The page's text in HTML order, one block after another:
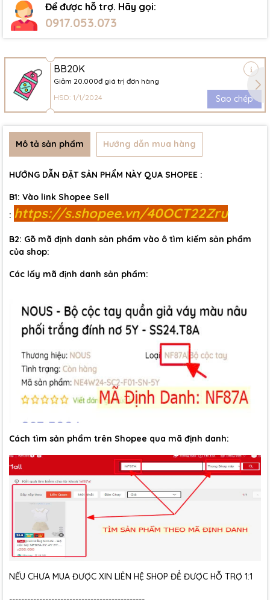
Để được hỗ trợ. Hãy gọi:
0917.053.073
BB20K
Giảm 20.000đ giá trị đơn hàng
HSD: 1/1/2024
Sao chép
Mô tả sản phẩm Hướng dẫn mua hàng
HƯỚNG DẪN ĐẶT SẢN PHẨM NÀY QUA SHOPEE :
B1: Vào link Shopee Sell
: https://s.shopee.vn/40OCT22Zru
B2: Gõ mã định danh sản phẩm vào ô tìm kiếm sản phẩm
của shop:
Các lấy mã định danh sản phẩm:
Cách tìm sản phẩm trên Shopee qua mã định danh:
NẾU CHƯA MUA ĐƯỢC XIN LIÊN HỆ SHOP ĐỂ ĐƯỢC HỖ TRỢ 1:1